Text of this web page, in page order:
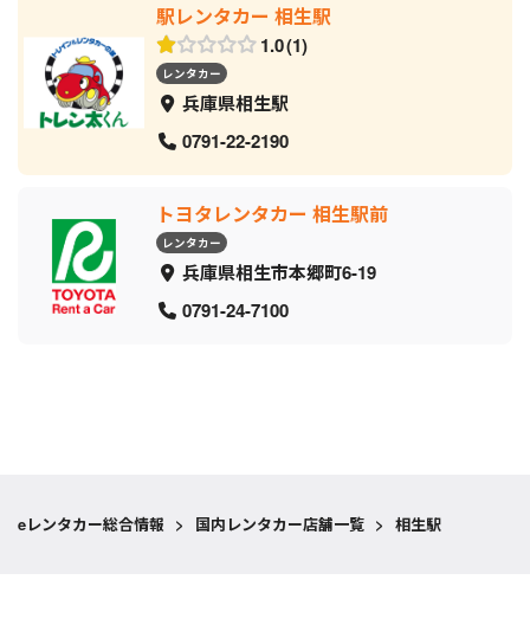
駅レンタカー 相生駅
1.0 1
レンタカー
兵庫県相生駅
0791-22-2190
トヨタレンタカー 相生駅前
レンタカー
兵庫県相生市本郷町6-19
0791-24-7100
eレンタカー総合情報 > 国内レンタカー店舗一覧 > 相生駅